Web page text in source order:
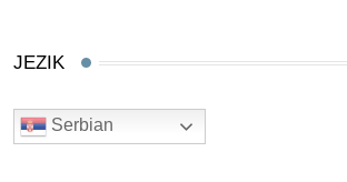
JEZIK
Serbian